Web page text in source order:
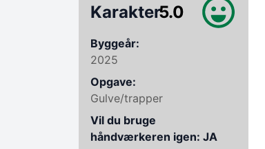
Karakter5.0
Byggeår:
2025
Opgave:
Gulve/trapper
Vil du bruge
håndværkeren igen: JA